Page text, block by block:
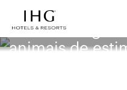
Peterborough
animais de